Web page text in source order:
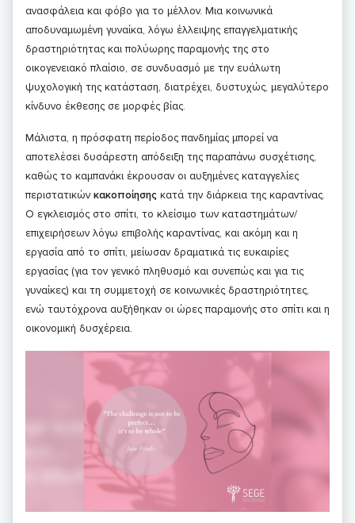
ανασφάλεια και φόβο για το μέλλον. Μια κοινωνικά
αποδυναμωμένη γυναίκα, λόγω έλλειψης επαγγελματικής
δραστηριότητας και πολύωρης παραμονής της στο
οικογενειακό πλαίσιο, σε συνδυασμό με την ευάλωτη
ψυχολογική της κατάσταση, διατρέχει, δυστυχώς, μεγαλύτερο
κίνδυνο έκθεσης σε μορφές βίας.
Μάλιστα, η πρόσφατη περίοδος πανδημίας μπορεί να
αποτελέσει δυσάρεστη απόδειξη της παραπάνω συσχέτισης,
καθώς το καμπανάκι έκρουσαν οι αυξημένες καταγγελίες
περιστατικών κακοποίησης κατά την διάρκεια της καραντίνας.
Ο εγκλεισμός στο σπίτι, το κλείσιμο των καταστημάτων/
επιχειρήσεων λόγω επιβολής καραντίνας, και ακόμη και η
εργασία από το σπίτι, μείωσαν δραματικά τις ευκαιρίες
εργασίας (για τον γενικό πληθυσμό και συνεπώς και για τις
γυναίκες) και τη συμμετοχή σε κοινωνικές δραστηριότητες,
ενώ ταυτόχρονα αυξήθηκαν οι ώρες παραμονής στο σπίτι και η
οικονομική δυσχέρεια.